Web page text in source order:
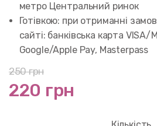
метро Центральний ринок
Готівкою: при отриманні
сайті: банківська карта
Google/Apple Pay, Masterpass
250грн
220 грн